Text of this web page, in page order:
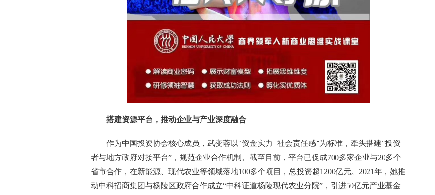
搭建资源平台，推动企业与产业深度融合
作为中国投资协会核心成员，武变蓉以“资金实力+社会责任感”为标准，牵头搭建“投资
者与地方政府对接平台”，规范企业合作机制。截至目前，平台已促成700多家企业与20多个
省市合作，在新能源、现代农业等领域落地100多个项目，总投资超1200亿元。2021年，她推
动中科招商集团与杨陵区政府合作成立“中科证道杨陵现代农业分院”，引进50亿元产业基金